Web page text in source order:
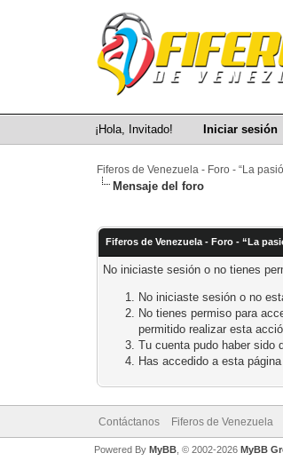
¡Hola, Invitado! Iniciar sesión
Fiferos de Venezuela - Foro - “La
Mensaje del foro
Fiferos de Venezuela - Foro - “La
No iniciaste sesión o no tienes
No iniciaste sesión o no
No tienes permiso para
permitido realizar esta
Tu cuenta pudo haber sido
Has accedido a esta
Contáctanos Fiferos de Venezuela
Powered By MyBB, © 2002-2026 MyBB